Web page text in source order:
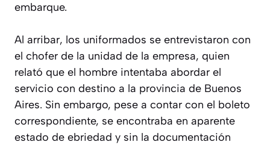
embarque.
Al arribar, los uniformados se entrevistaron con
el chofer de la unidad de la empresa, quien
relató que el hombre intentaba abordar el
servicio con destino a la provincia de Buenos
Aires. Sin embargo, pese a contar con el boleto
correspondiente, se encontraba en aparente
estado de ebriedad y sin la documentación